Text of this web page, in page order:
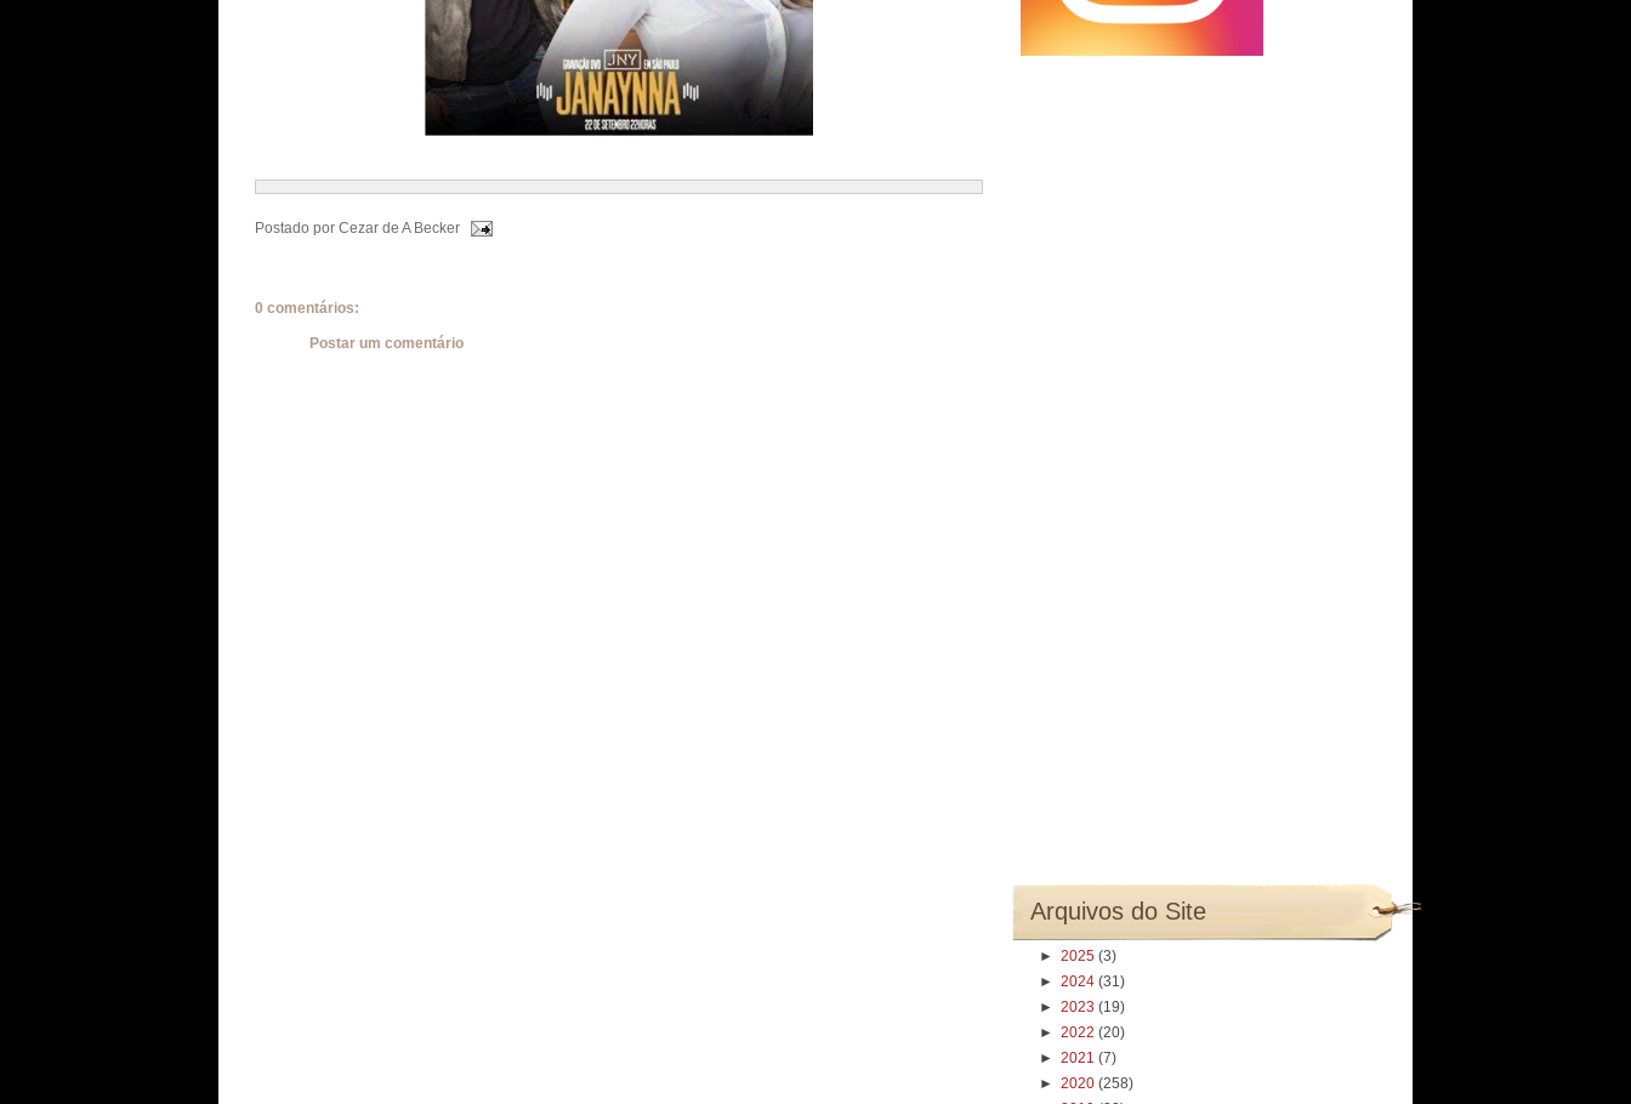
Postado por Cezar de A Becker
0 comentários:
Postar um comentário
Arquivos do Site
► 2025 (3)
► 2024 (31)
► 2023 (19)
► 2022 (20)
► 2021 (7)
► 2020 (258)